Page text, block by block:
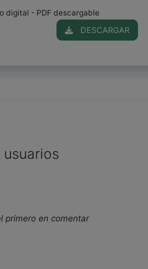
digital - PDF descargable
DESCARGAR
primero en comentar